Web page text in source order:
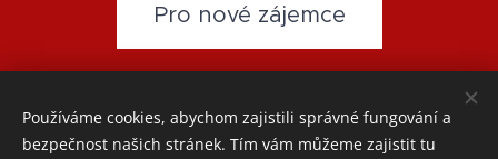
Pro nové zájemce
www.wingchun-akademie.cz- email: wingchun-
akademie@seznam.cz
-Přihláška -Partneři - GDPR
Používáme cookies, abychom zajistili správné fungování a
bezpečnost našich stránek. Tím vám můžeme zajistit tu